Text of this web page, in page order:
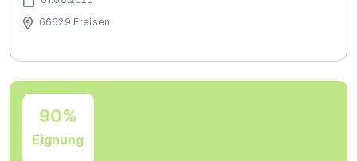
66629 Freisen
90%
Eignung